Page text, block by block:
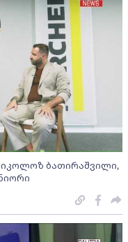
ბათირაშვილი,